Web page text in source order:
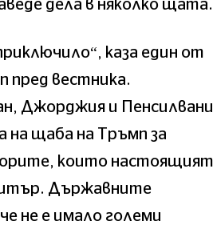
дела в няколко щата.
каза един от
пред вестника.
Джорджия и
на щаба на Тръмп за
които настоящият
Държавните
не е имало големи